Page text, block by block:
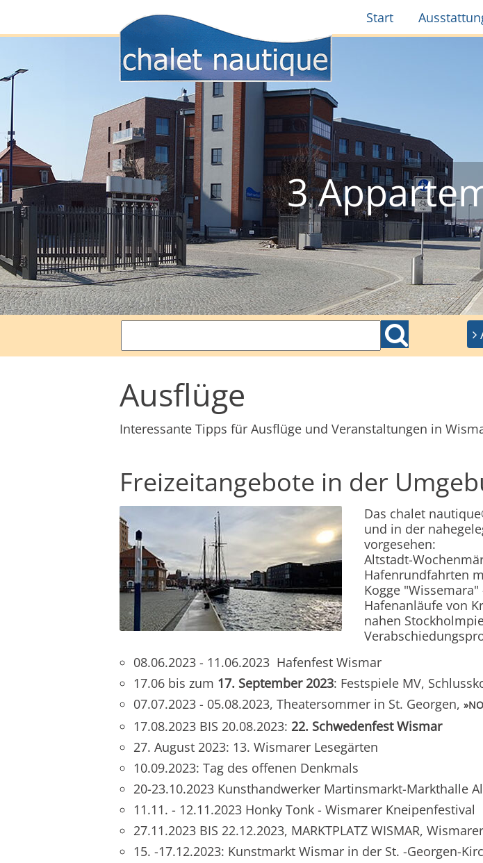
überspringen
Start
3
Inhalt-6
Inhalt-1
Inhalt-5
Ausflüge
Interessante Tipps für Ausflüge und Veranstaltungen in
Freizeitangebote in der
Das chalet
und in der
vorgesehen:
Altstadt-
Hafenrundfahrten
Kogge
Hafenanläufe von
nahen
08.06.2023 - 11.06.2023 Hafenfest Wismar
17.06 bis zum 17. September 2023: Festspiele MV,
07.07.2023 - 05.08.2023, Theatersommer in St. Georgen,
17.08.2023 BIS 20.08.2023: 22. Schwedenfest Wismar
27. August 2023: 13. Wismarer Lesegärten
10.09.2023: Tag des offenen Denkmals
20-23.10.2023 Kunsthandwerker Martinsmarkt-Markthalle
11.11. - 12.11.2023 Honky Tonk - Wismarer Kneipenfestival
27.11.2023 BIS 22.12.2023, MARKTPLATZ WISMAR,
15. -17.12.2023: Kunstmarkt Wismar in der St. -Georgen-